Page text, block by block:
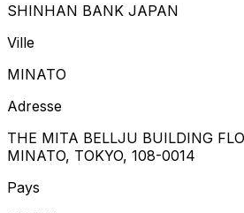
SHINHAN BANK JAPAN
Ville
MINATO
Adresse
THE MITA BELLJU BUILDING
MINATO, TOKYO, 108-0014
Pays